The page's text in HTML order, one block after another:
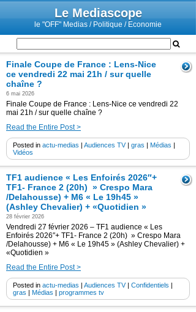
Le Mediascope
le "OFF" Medias / Politique / Economie
Finale Coupe de France : Lens-Nice
ce vendredi 22 mai 21h / sur quelle
chaîne ?
6 mai 2026
Finale Coupe de France : Lens-Nice ce vendredi 22
mai 21h / sur quelle chaîne ?
Read the Entire Post >
Posted in actu-medias | Audiences TV| gras | Médias |
Vidéos
TF1 audience « Les Enfoirés 2026″+
TF1- France 2 (20h) » Crespo Mara
/Delahousse) + M6 « Le 19h45 »
(Ashley Chevalier) + «Quotidien »
28 février 2026
Vendredi 27 février 2026 – TF1 audience « Les
Enfoirés 2026″+ TF1- France 2 (20h) » Crespo Mara
/Delahousse) + M6 « Le 19h45 » (Ashley Chevalier) +
«Quotidien »
Read the Entire Post >
Posted in actu-medias | Audiences TV| Confidentiels |
gras | Médias | programmes tv